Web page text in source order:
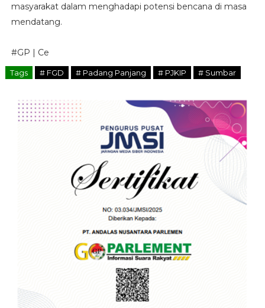
masyarakat dalam menghadapi potensi bencana di masa
mendatang.
#GP | Ce
Tags # FGD # Padang Panjang # PJKIP # Sumbar